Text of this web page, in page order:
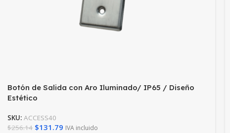
Botón de Salida con Aro Iluminado/ IP65 / Diseño
Estético
SKU: ACCESS40
$256.14 $131.79 IVA incluido